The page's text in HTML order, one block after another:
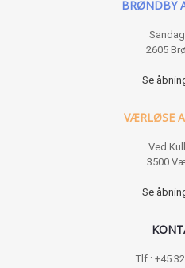
BRØNDBY
2605
Se
VÆRLØSE
Ved
3500
Se
Tlf : +45